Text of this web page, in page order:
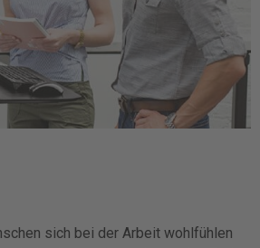
sich bei der Arbeit wohlfühlen